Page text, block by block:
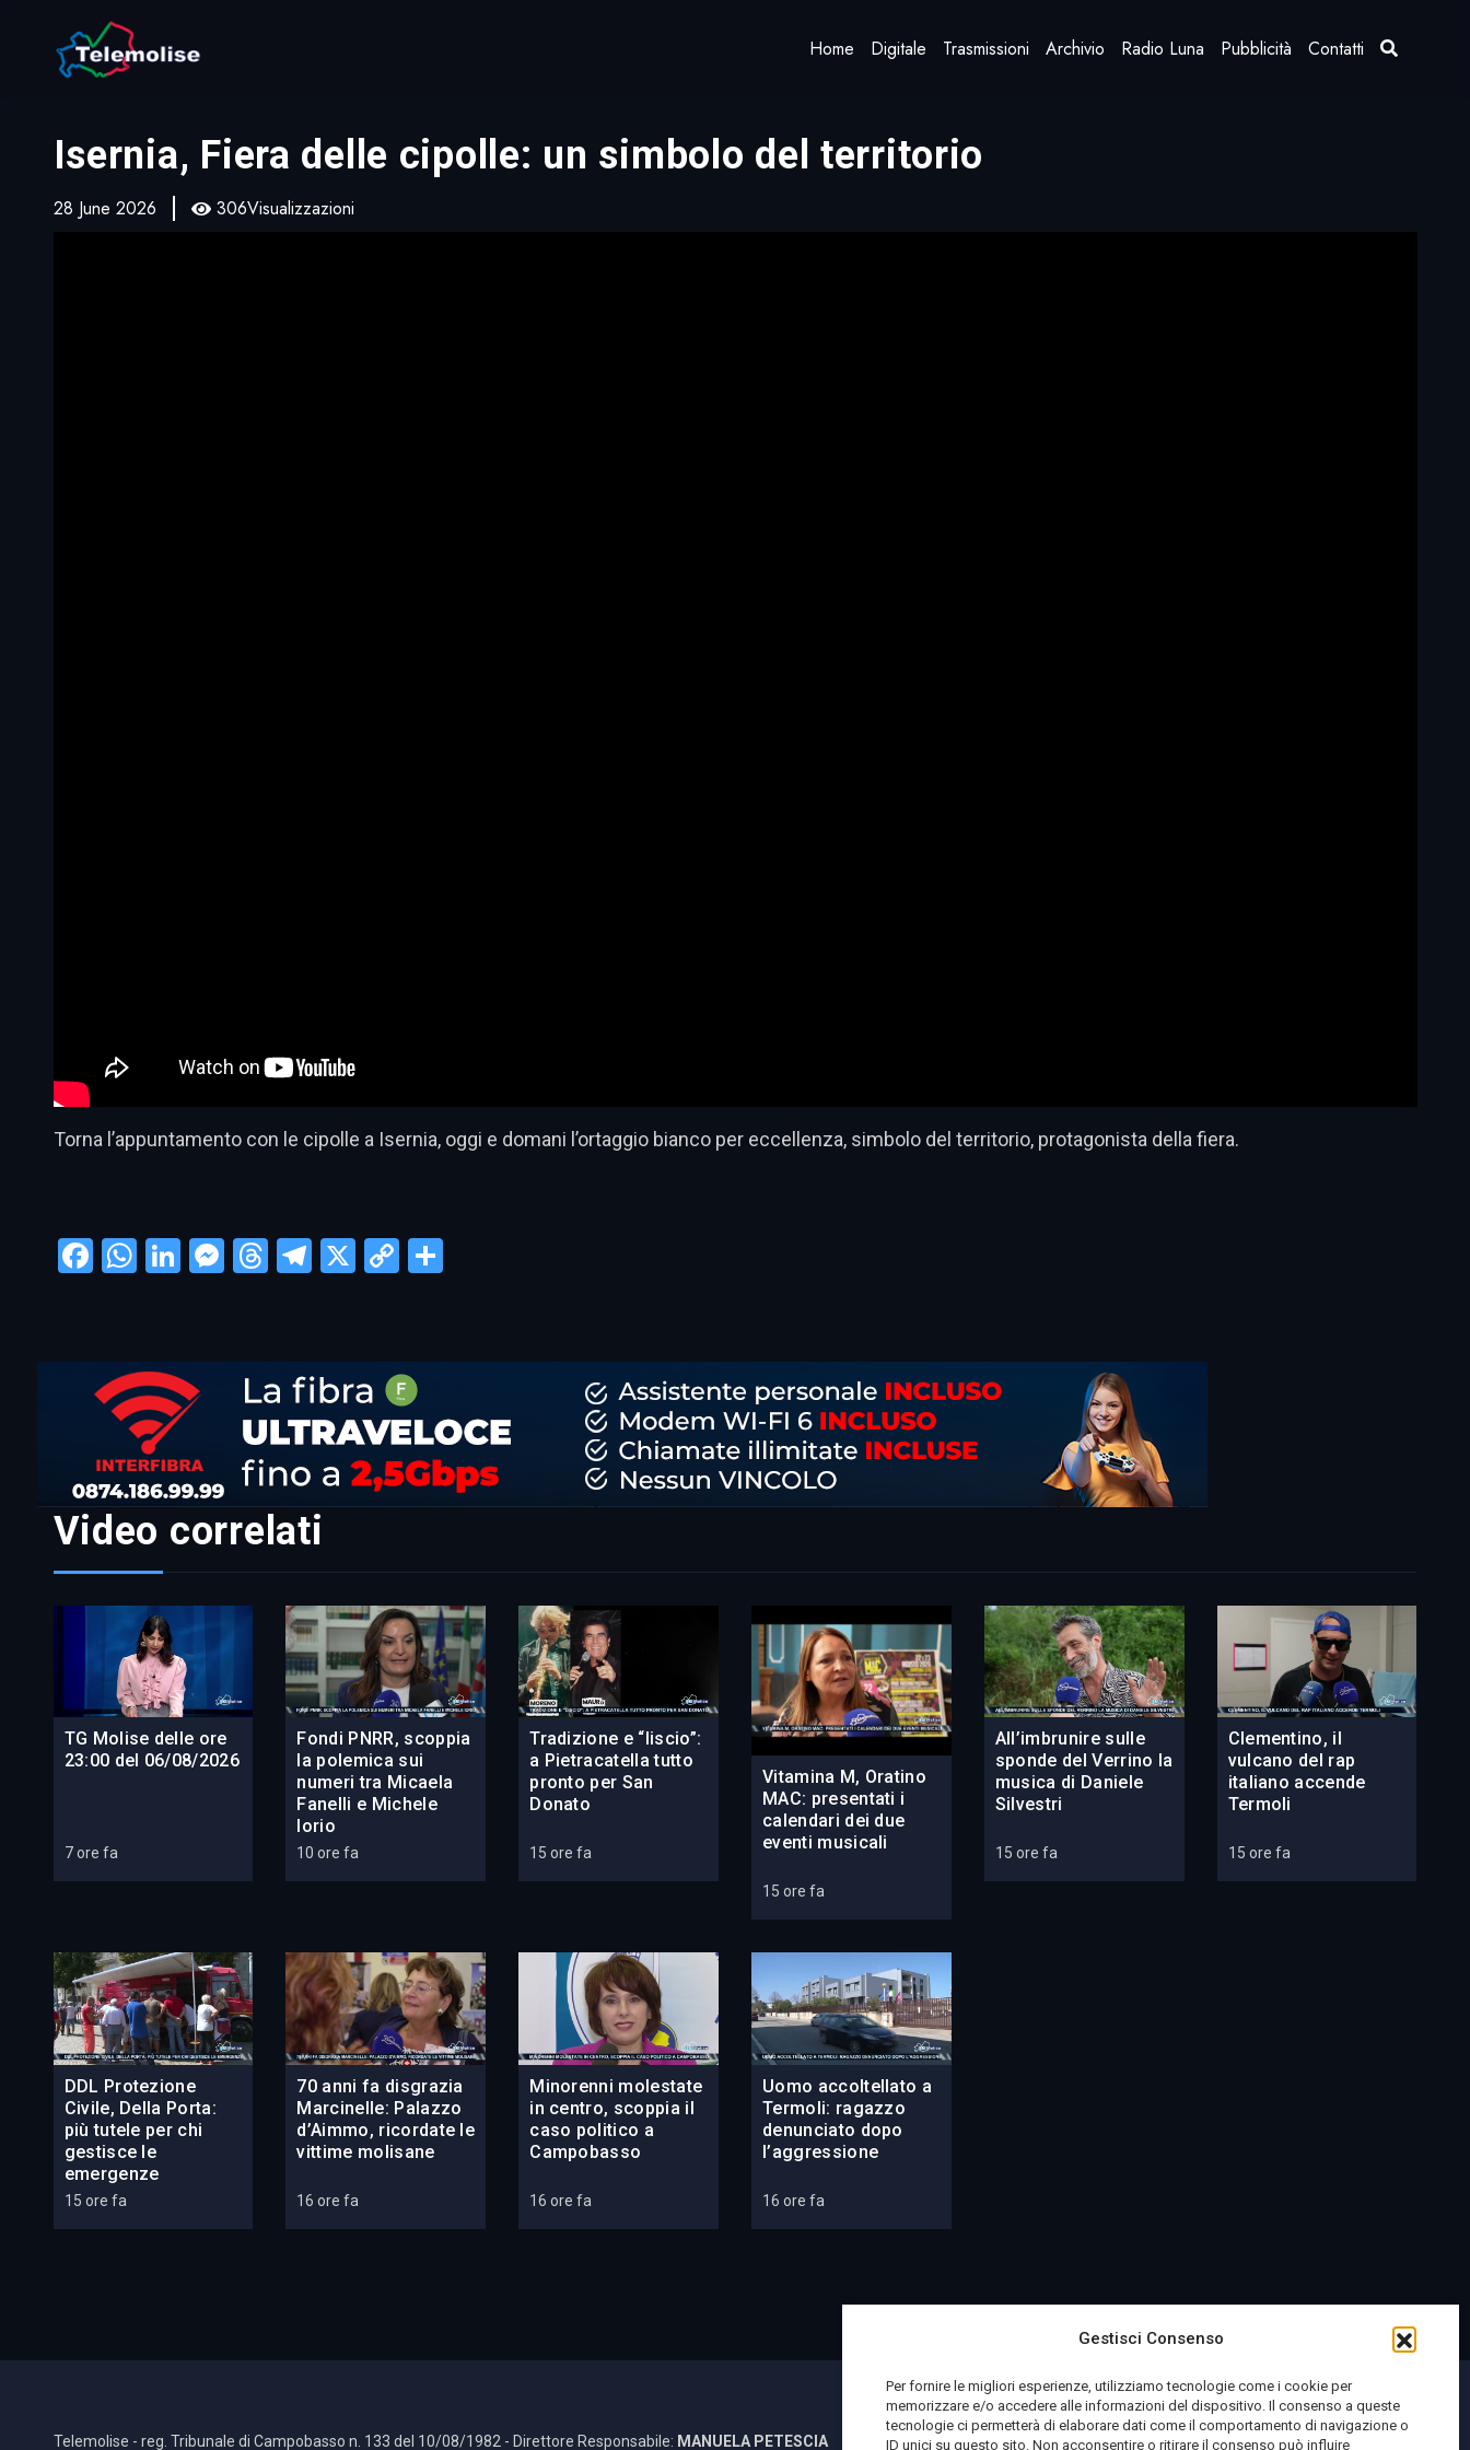
Gestisci Consenso
Per fornire le migliori esperienze, utilizziamo tecnologie come i cookie per
memorizzare e/o accedere alle informazioni del dispositivo. Il consenso a queste
tecnologie ci permetterà di elaborare dati come il comportamento di navigazione o
ID unici su questo sito. Non acconsentire o ritirare il consenso può influire
Home Digitale Trasmissioni Archivio Radio Luna Pubblicità Contatti
Isernia, Fiera delle cipolle: un simbolo del territorio
28 June 2026 306Visualizzazioni
Torna l’appuntamento con le cipolle a Isernia, oggi e domani l’ortaggio bianco per eccellenza, simbolo del territorio, protagonista della fiera.
Facebook
WhatsApp
LinkedIn
Messenger
Threads
Telegram
X CopyCondividi
Video correlati
TG Molise delle ore
23:00 del 06/08/2026
7 ore fa
Fondi PNRR, scoppia
la polemica sui
numeri tra Micaela
Fanelli e Michele
Iorio
10 ore fa
Tradizione e “liscio”:
a Pietracatella tutto
pronto per San
Donato
15 ore fa
Vitamina M, Oratino
MAC: presentati i
calendari dei due
eventi musicali
15 ore fa
All’imbrunire sulle
sponde del Verrino la
musica di Daniele
Silvestri
15 ore fa
Clementino, il
vulcano del rap
italiano accende
Termoli
15 ore fa
DDL Protezione
Civile, Della Porta:
più tutele per chi
gestisce le
emergenze
15 ore fa
70 anni fa disgrazia
Marcinelle: Palazzo
d’Aimmo, ricordate le
vittime molisane
16 ore fa
Minorenni molestate
in centro, scoppia il
caso politico a
Campobasso
16 ore fa
Uomo accoltellato a
Termoli: ragazzo
denunciato dopo
l’aggressione
16 ore fa
Telemolise - reg. Tribunale di Campobasso n. 133 del 10/08/1982 - Direttore Responsabile: MANUELA PETESCIA